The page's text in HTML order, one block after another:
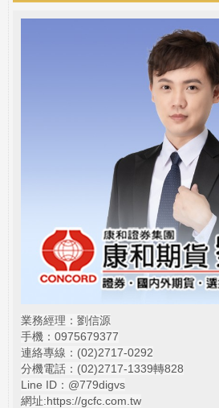
業務經理：劉信源
手機：0975679377
連絡專線：(02)2717-0292
分機電話：(02)2717-1339轉828
Line ID：@779digvs
網址:https://gcfc.com.tw